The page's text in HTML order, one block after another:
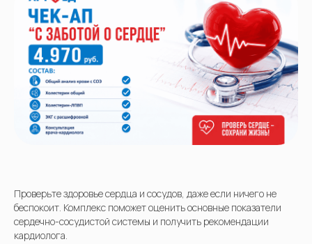
Проверьте здоровье сердца и сосудов, даже если ничего не
беспокоит. Комплекс поможет оценить основные показатели
сердечно-сосудистой системы и получить рекомендации
кардиолога.